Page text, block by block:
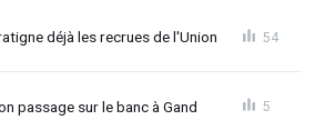
déjà les recrues de l'Union 54
passage sur le banc à Gand 5